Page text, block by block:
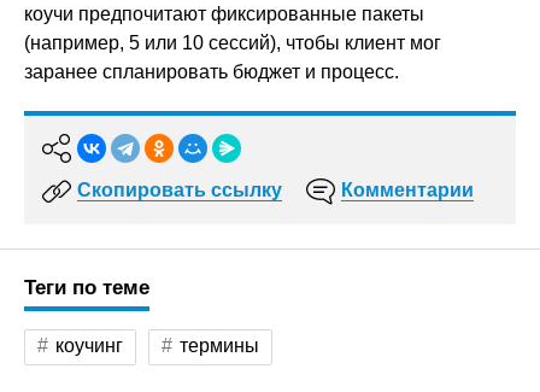
коучи предпочитают фиксированные пакеты
(например, 5 или 10 сессий), чтобы клиент мог
заранее спланировать бюджет и процесс.
Скопировать ссылку Комментарии
Теги по теме
коучинг термины